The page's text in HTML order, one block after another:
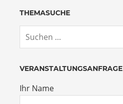
THEMASUCHE
VERANSTALTUNGSANFRAGE
Ihr Name